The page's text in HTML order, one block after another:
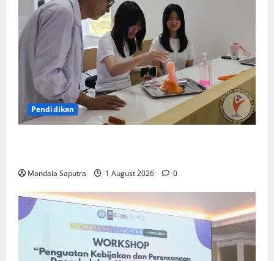
Pendidikan
Mandala Saputra 1 August 2026 0